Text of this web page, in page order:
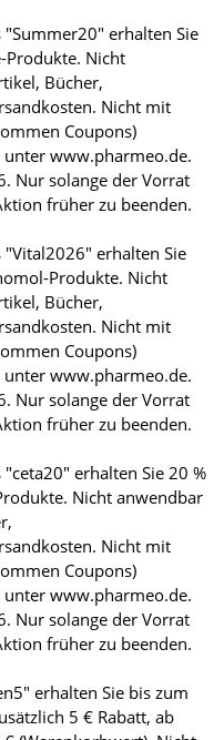
erhalten Sie
Produkte. Nicht
Bücher,
Nicht mit
Coupons)
www.pharmeo.de.
Nur solange der Vorrat
früher zu beenden.
erhalten Sie
Produkte. Nicht
Bücher,
Nicht mit
Coupons)
www.pharmeo.de.
Nur solange der Vorrat
früher zu beenden.
erhalten Sie 20 %
Nicht anwendbar
Nicht mit
Coupons)
www.pharmeo.de.
Nur solange der Vorrat
früher zu beenden.
erhalten Sie bis zum
5 € Rabatt, ab